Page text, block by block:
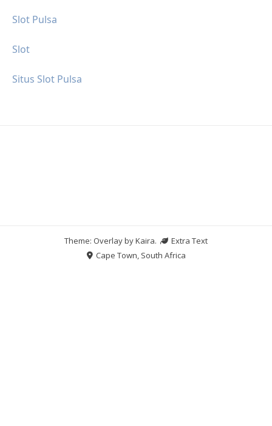
Slot Pulsa
Slot
Situs Slot Pulsa
Theme: Overlay byKaira.
Extra Text
Cape Town, South Africa